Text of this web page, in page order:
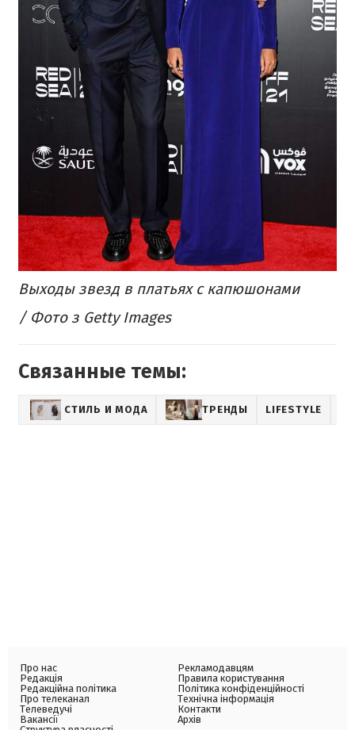
Выходы звезд в платьях с капюшонами
/ Фото з Getty Images
Связанные темы:
СТИЛЬ И МОДА ТРЕНДЫ LIFESTYLE
Про нас
Редакція
Редакційна політика
Про телеканал
Телеведучі
Вакансії
Рекламодавцям
Правила користування
Політика конфіденційності
Технічна інформація
Контакти
Архів